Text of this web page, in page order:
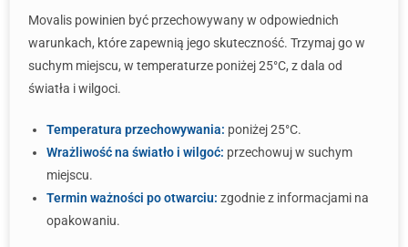
Movalis powinien być przechowywany w odpowiednich
warunkach, które zapewnią jego skuteczność. Trzymaj go w
suchym miejscu, w temperaturze poniżej 25°C, z dala od
światła i wilgoci.
Temperatura przechowywania: poniżej 25°C.
Wrażliwość na światło i wilgoć: przechowuj w suchym
miejscu.
Termin ważności po otwarciu: zgodnie z informacjami na
opakowaniu.